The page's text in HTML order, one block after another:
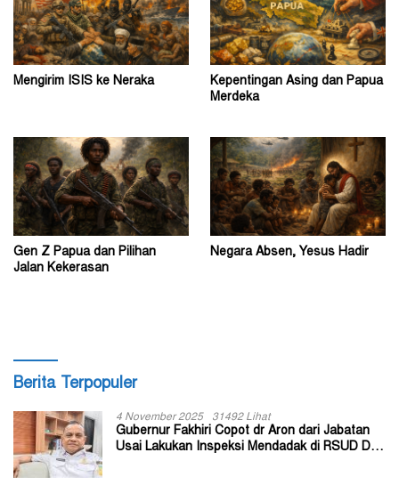
Mengirim ISIS ke Neraka
Kepentingan Asing dan Papua
Merdeka
Gen Z Papua dan Pilihan
Jalan Kekerasan
Negara Absen, Yesus Hadir
Berita Terpopuler
4 November 2025 31492 Lihat
Gubernur Fakhiri Copot dr Aron dari Jabatan
Usai Lakukan Inspeksi Mendadak di RSUD Dok